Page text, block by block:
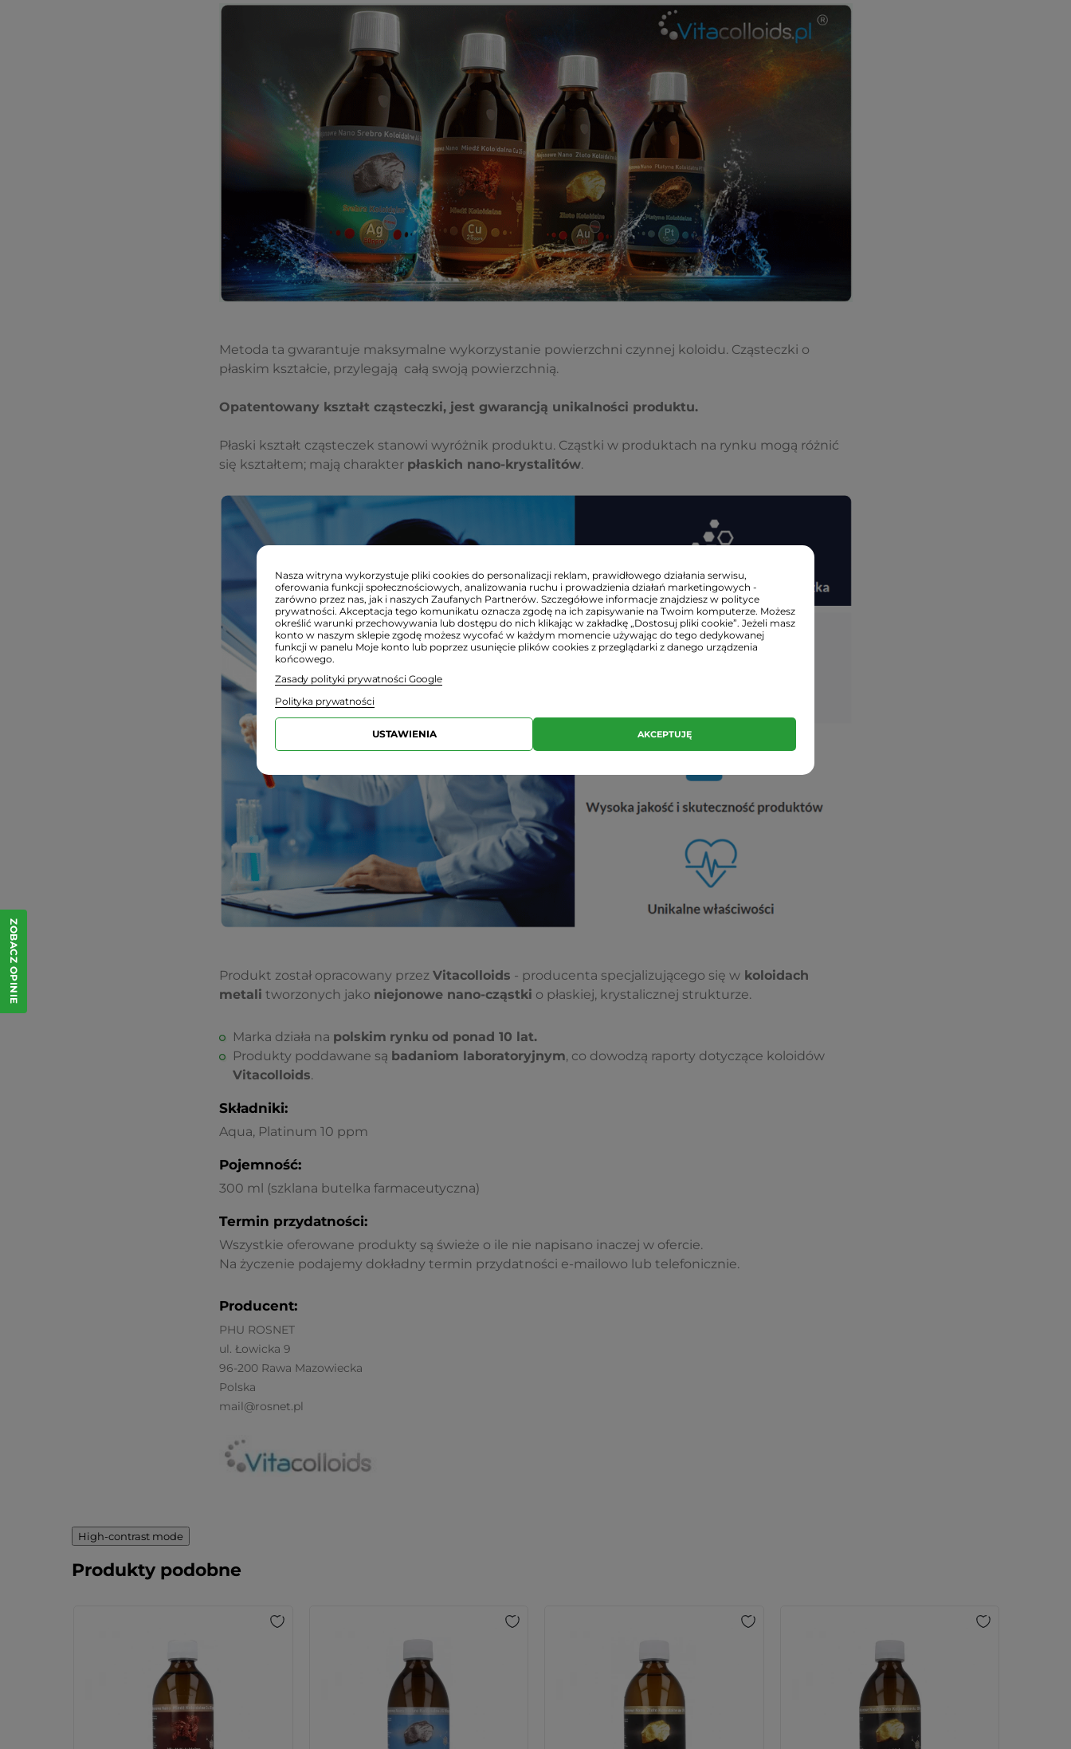
Metoda ta gwarantuje maksymalne wykorzystanie powierzchni czynnej koloidu. Cząsteczki o
płaskim kształcie, przylegają całą swoją powierzchnią.
Opatentowany kształt cząsteczki, jest gwarancją unikalności produktu.
Płaski kształt cząsteczek stanowi wyróżnik produktu. Cząstki w produktach na rynku mogą różnić
się kształtem; mają charakter płaskich nano-krystalitów.
Produkt został opracowany przez Vitacolloids - producenta specjalizującego się wkoloidach
metali tworzonych jako niejonowe nano-cząstki o płaskiej, krystalicznej strukturze.
Marka działa na polskim rynku od ponad 10 lat.
Produkty poddawane są badaniom laboratoryjnym, co dowodzą raporty dotyczące koloidów
Vitacolloids.
Składniki:
Aqua, Platinum 10 ppm
Pojemność:
300 ml (szklana butelka farmaceutyczna)
Termin przydatności:
Wszystkie oferowane produkty są świeże o ile nie napisano inaczej w ofercie.
Na życzenie podajemy dokładny termin przydatności e-mailowo lub telefonicznie.
Producent:
PHU ROSNET
ul. Łowicka 9
96-200 Rawa Mazowiecka
Polska
mail@rosnet.pl
High-contrast mode
Produkty podobne
Nasza witryna wykorzystuje pliki cookies do personalizacji reklam, prawidłowego działania serwisu,
oferowania funkcji społecznościowych, analizowania ruchu i prowadzienia działań marketingowych -
zarówno przez nas, jak i naszych Zaufanych Partnerów. Szczegółowe informacje znajdziesz w polityce
prywatności. Akceptacja tego komunikatu oznacza zgodę na ich zapisywanie na Twoim komputerze. Możesz
określić warunki przechowywania lub dostępu do nich klikając w zakładkę „Dostosuj pliki cookie”. Jeżeli masz
konto w naszym sklepie zgodę możesz wycofać w każdym momencie używając do tego dedykowanej
funkcji w panelu Moje konto lub poprzez usunięcie plików cookies z przeglądarki z danego urządzenia
końcowego.
Zasady polityki prywatności Google
Polityka prywatności
USTAWIENIA AKCEPTUJĘ
ZOBACZ OPINIE